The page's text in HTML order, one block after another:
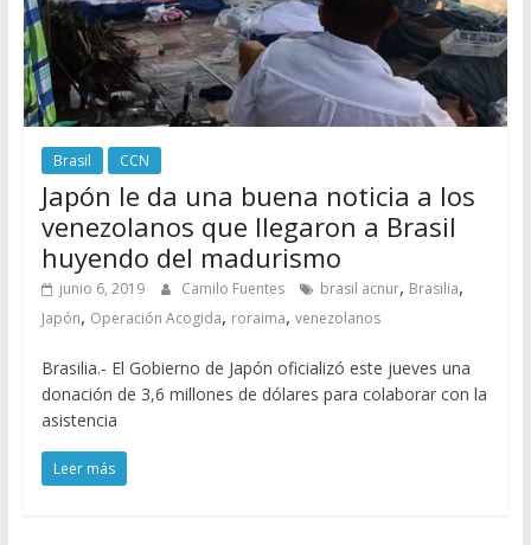
Brasil CCN
Japón le da una buena noticia a los
venezolanos que llegaron a Brasil
huyendo del madurismo
junio 6, 2019 Camilo Fuentes brasil acnur, Brasilia,
Japón, Operación Acogida, roraima, venezolanos
Brasilia.- El Gobierno de Japón oficializó este jueves una
donación de 3,6 millones de dólares para colaborar con la
asistencia
Leer más